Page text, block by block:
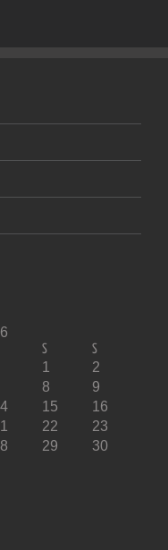
S S
1
2
8
9
15
16
22
23
29
30